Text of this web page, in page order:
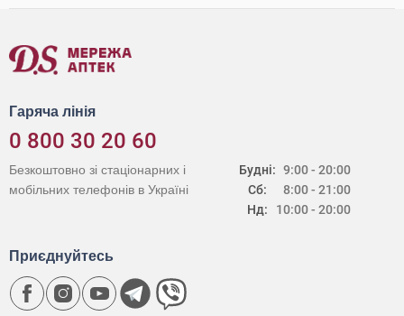
Гаряча лінія
0 800 30 20 60
Будні:
Сб:
Нд:
9:00 - 20:00
8:00 - 21:00
10:00 - 20:00
Безкоштовно зі стаціонарних і
мобільних телефонів в Україні
Приєднуйтесь